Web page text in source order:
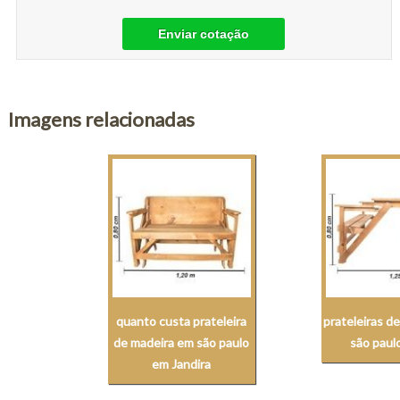
Enviar cotação
Imagens relacionadas
quanto custa prateleira
de madeira em são paulo
em Jandira
prateleiras
são